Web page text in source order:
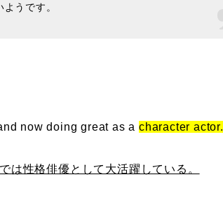
うです。
now doing great as a character actor.
は性格俳優として大活躍している。